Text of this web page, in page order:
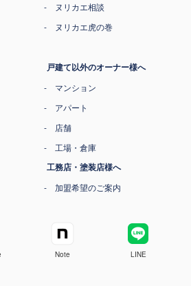
ヌリカエ相談
ヌリカエ虎の巻
戸建て以外のオーナー様へ
マンション
アパート
店舗
工場・倉庫
工務店・塗装店様へ
加盟希望のご案内
Note LINE